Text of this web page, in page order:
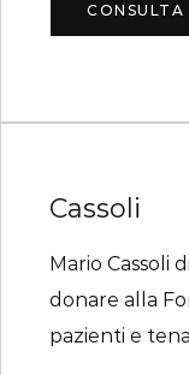
CONSULTA
Cassoli
Mario Cassoli
donare alla
pazienti e